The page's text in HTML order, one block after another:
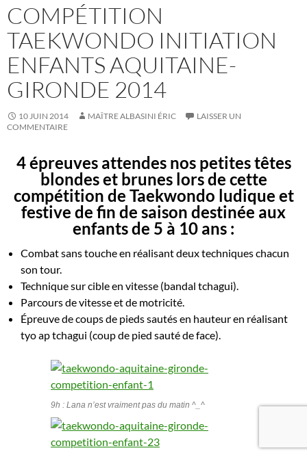
COMPÉTITION
TAEKWONDO INITIATION
ENFANTS AQUITAINE-
GIRONDE 2014
10 JUIN 2014 MAÎTRE ALBASINI ÉRIC
LAISSER UN
COMMENTAIRE
4 épreuves attendes nos petites têtes
blondes et brunes lors de cette
compétition de Taekwondo ludique et
festive de fin de saison destinée aux
enfants de 5 à 10 ans :
Combat sans touche en réalisant deux techniques chacun
son tour.
Technique sur cible en vitesse (bandal tchagui).
Parcours de vitesse et de motricité.
Épreuve de coups de pieds sautés en hauteur en réalisant
tyo ap tchagui (coup de pied sauté de face).
9h : Lana n’est vraiment pas du matin ^_^